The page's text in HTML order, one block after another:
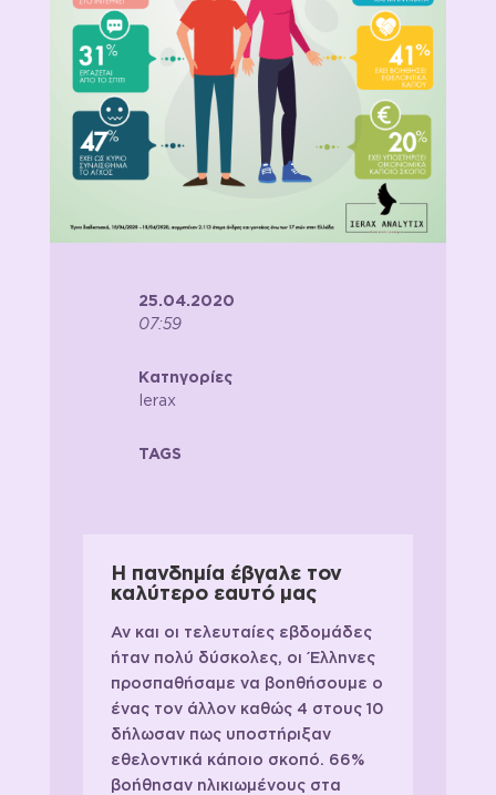
25.04.2020
07:59
Κατηγορίες
Ierax
TAGS
Η πανδημία έβγαλε τον
καλύτερο εαυτό μας
Αν και οι τελευταίες εβδομάδες
ήταν πολύ δύσκολες, οι Έλληνες
προσπαθήσαμε να βοηθήσουμε ο
ένας τον άλλον καθώς 4 στους 10
δήλωσαν πως υποστήριξαν
εθελοντικά κάποιο σκοπό. 66%
βοήθησαν ηλικιωμένους στα